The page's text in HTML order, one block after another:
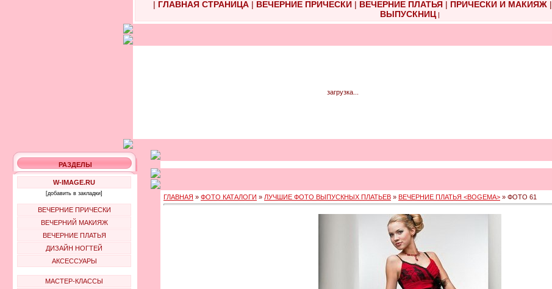
| ГЛАВНАЯ СТРАНИЦА| ВЕЧЕРНИЕ ПРИЧЕСКИ| ВЕЧЕРНИЕ ПЛАТЬЯ| ПРИЧЕСКИ И МАКИЯЖ|
ВЫПУСКНИЦ |
загрузка...
РАЗДЕЛЫ
W-IMAGE.RU
[добавить в закладки]
ВЕЧЕРНИЕ ПРИЧЕСКИ
ВЕЧЕРНИЙ МАКИЯЖ
ВЕЧЕРНИЕ ПЛАТЬЯ
ДИЗАЙН НОГТЕЙ
АКСЕССУАРЫ
МАСТЕР-КЛАССЫ
ГЛАВНАЯ » ФОТО КАТАЛОГИ » ЛУЧШИЕ ФОТО ВЫПУСКНЫХ ПЛАТЬЕВ » ВЕЧЕРНИЕ ПЛАТЬЯ <BOGEMA> » ФОТО 61